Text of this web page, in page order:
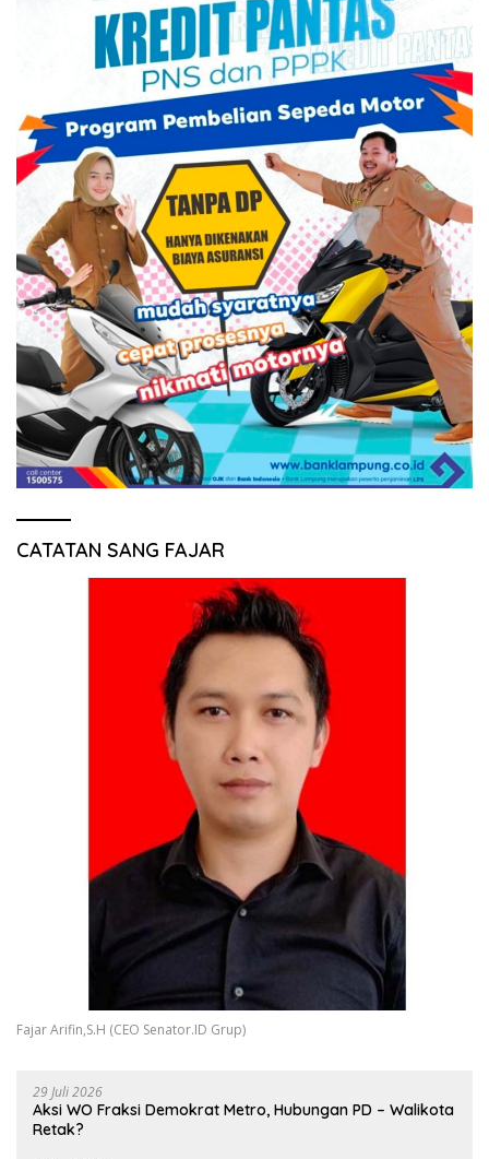
CATATAN SANG FAJAR
Fajar Arifin,S.H (CEO Senator.ID Grup)
29 Juli 2026
Aksi WO Fraksi Demokrat Metro, Hubungan PD – Walikota
Retak?